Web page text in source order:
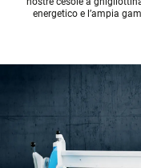
energetico e l’ampia